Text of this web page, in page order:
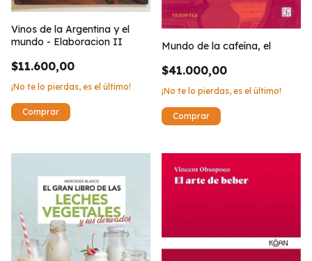
Vinos de la Argentina y el
mundo - Elaboracion II
$11.600,00
¡No te lo pierdas, es el último!
Mundo de la cafeína, el
$41.000,00
¡No te lo pierdas, es el último!